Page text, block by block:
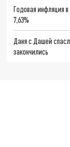
Годовая инфляция
7,63%
Даня с Дашей
закончились